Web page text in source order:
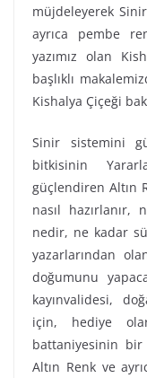
müjdeleyerek
ayrıca pembe
yazımız olan
başlıklı
Kishalya Çiçeği
Sinir sistemini
bitkisinin
güçlendiren Altın
nasıl
nedir, ne kadar
yazarlarından
doğumunu
kayınvalidesi,
için, hediye
battaniyesinin
Altın Renk ve